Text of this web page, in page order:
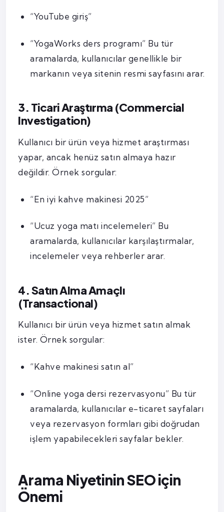
“YouTube giriş”
“YogaWorks ders programı” Bu tür
aramalarda, kullanıcılar genellikle bir
markanın veya sitenin resmi sayfasını arar.
3. Ticari Araştırma (Commercial
Investigation)
Kullanıcı bir ürün veya hizmet araştırması
yapar, ancak henüz satın almaya hazır
değildir. Örnek sorgular:
“En iyi kahve makinesi 2025”
“Ucuz yoga matı incelemeleri” Bu
aramalarda, kullanıcılar karşılaştırmalar,
incelemeler veya rehberler arar.
4. Satın Alma Amaçlı
(Transactional)
Kullanıcı bir ürün veya hizmet satın almak
ister. Örnek sorgular:
“Kahve makinesi satın al”
“Online yoga dersi rezervasyonu” Bu tür
aramalarda, kullanıcılar e-ticaret sayfaları
veya rezervasyon formları gibi doğrudan
işlem yapabilecekleri sayfalar bekler.
Arama Niyetinin SEO için
Önemi